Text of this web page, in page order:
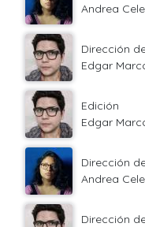
Andrea
Dirección
Edgar
Edición
Edgar
Dirección
Andrea
Dirección